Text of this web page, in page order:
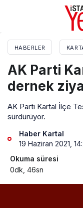
HABERLER
AK Parti
dernek
AK Parti Kartal İlçe
sürdürüyor.
Haber Kartal
19 Haziran 2021,
Okuma süresi
0dk, 46sn